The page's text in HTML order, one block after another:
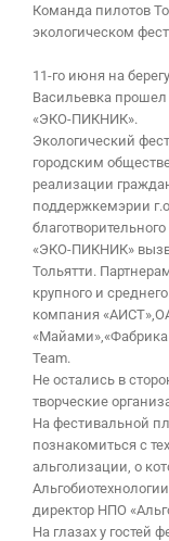
Команда пилотов
экологическом
11-го июня на
Васильевка
«ЭКО-ПИКНИК».
Экологический
городским
реализации
поддержкемэрии
«ЭКО-ПИКНИК»
Тольятти.
крупного и
компания
«Майами»,«Фабрика
Team.
Не остались в
творческие
На фестивальной
познакомиться с
альголизации, о
директор НПО
На глазах у гостей